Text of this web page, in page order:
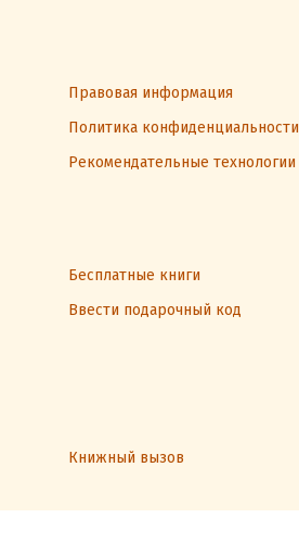
Правовая информация
Политика конфиденциальности
Рекомендательные технологии
Бесплатные книги
Ввести подарочный код
Книжный вызов